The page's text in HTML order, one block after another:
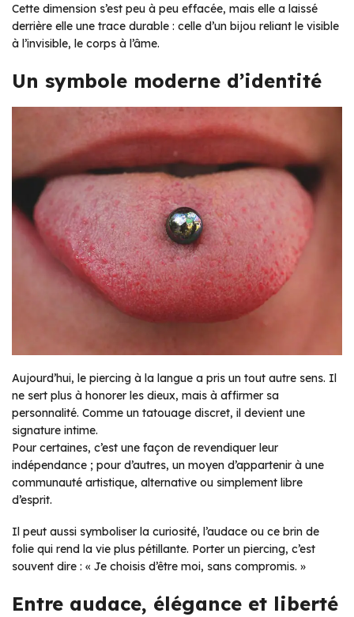
Cette dimension s’est peu à peu effacée, mais elle a laissé
derrière elle une trace durable : celle d’un bijou reliant le visible
à l’invisible, le corps à l’âme.
Un symbole moderne d’identité
Aujourd’hui, le piercing à la langue a pris un tout autre sens. Il
ne sert plus à honorer les dieux, mais à affirmer sa
personnalité. Comme un tatouage discret, il devient une
signature intime.
Pour certaines, c’est une façon de revendiquer leur
indépendance ; pour d’autres, un moyen d’appartenir à une
communauté artistique, alternative ou simplement libre
d’esprit.
Il peut aussi symboliser la curiosité, l’audace ou ce brin de
folie qui rend la vie plus pétillante. Porter un piercing, c’est
souvent dire : « Je choisis d’être moi, sans compromis. »
Entre audace, élégance et liberté